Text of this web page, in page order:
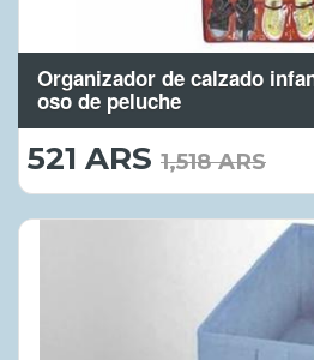
Organizador de calzado
oso de peluche
521 ARS 521.00
ARS
1,518 ARS